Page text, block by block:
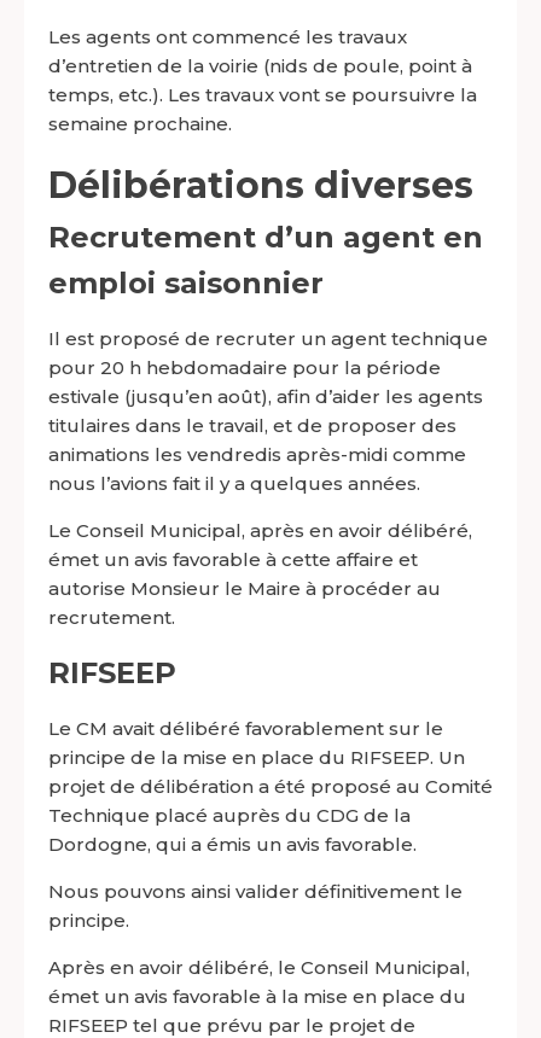
Les agents ont commencé les travaux
d’entretien de la voirie (nids de poule, point à
temps, etc.). Les travaux vont se poursuivre la
semaine prochaine.
Délibérations diverses
Recrutement d’un agent en
emploi saisonnier
Il est proposé de recruter un agent technique
pour 20 h hebdomadaire pour la période
estivale (jusqu’en août), afin d’aider les agents
titulaires dans le travail, et de proposer des
animations les vendredis après-midi comme
nous l’avions fait il y a quelques années.
Le Conseil Municipal, après en avoir délibéré,
émet un avis favorable à cette affaire et
autorise Monsieur le Maire à procéder au
recrutement.
RIFSEEP
Le CM avait délibéré favorablement sur le
principe de la mise en place du RIFSEEP. Un
projet de délibération a été proposé au Comité
Technique placé auprès du CDG de la
Dordogne, qui a émis un avis favorable.
Nous pouvons ainsi valider définitivement le
principe.
Après en avoir délibéré, le Conseil Municipal,
émet un avis favorable à la mise en place du
RIFSEEP tel que prévu par le projet de